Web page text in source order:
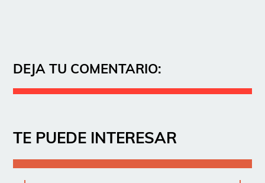
DEJA TU COMENTARIO:
TE PUEDE INTERESAR